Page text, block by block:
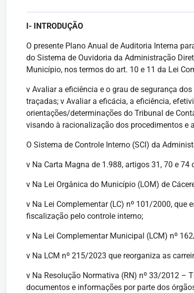
I- INTRODUÇÃO
O presente Plano Anual de Auditoria Interna
do Sistema de Ouvidoria da Administração
Município, nos termos do art. 10 e 11 da Lei
v Avaliar a eficiência e o grau de segurança
traçadas; v Avaliar a eficácia, a eficiência,
orientações/determinações do Tribunal de
visando à racionalização dos procedimentos e
O Sistema de Controle Interno (SCI) da
v Na Carta Magna de 1.988, artigos 31, 70 e
v Na Lei Orgânica do Município (LOM) de
v Na Lei Complementar (LC) nº 101/2000,
fiscalização pelo controle interno;
v Na Lei Complementar Municipal (LCM) nº
v Na LCM nº 215/2023 que reorganiza as
v Na Resolução Normativa (RN) nº 33/2012 –
documentos e informações por parte dos